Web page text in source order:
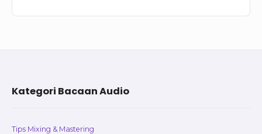
Kategori Bacaan Audio
Tips Mixing & Mastering